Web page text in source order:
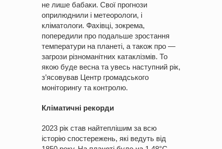
не лише бабаки. Свої прогнози
оприлюднили і метеорологи, і
кліматологи. Фахівці, зокрема,
попередили про подальше зростання
температури на планеті, а також про —
загрози різноманітних катаклізмів. То
якою буде весна та увесь наступний рік,
з’ясовував Центр громадського
моніторингу та контролю.
Кліматичні рекорди
2023 рік став найтеплішим за всю
історію спостережень, які ведуть від